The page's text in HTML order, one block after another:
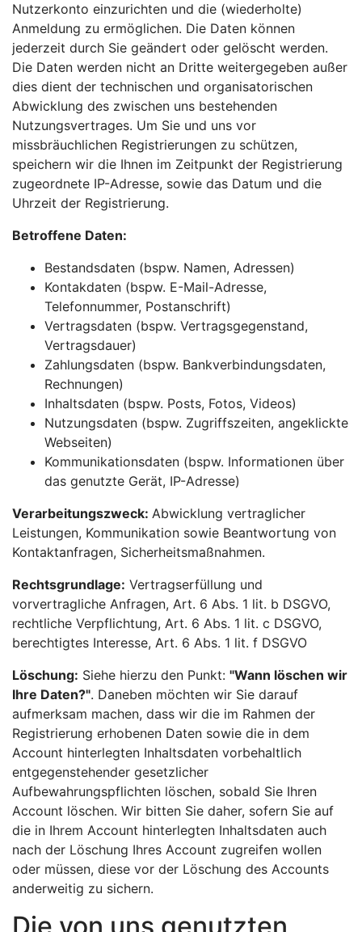
Nutzerkonto einzurichten und die (wiederholte)
Anmeldung zu ermöglichen. Die Daten können
jederzeit durch Sie geändert oder gelöscht werden.
Die Daten werden nicht an Dritte weitergegeben außer
dies dient der technischen und organisatorischen
Abwicklung des zwischen uns bestehenden
Nutzungsvertrages. Um Sie und uns vor
missbräuchlichen Registrierungen zu schützen,
speichern wir die Ihnen im Zeitpunkt der Registrierung
zugeordnete IP-Adresse, sowie das Datum und die
Uhrzeit der Registrierung.
Betroffene Daten:
Bestandsdaten (bspw. Namen, Adressen)
Kontakdaten (bspw. E-Mail-Adresse,
Telefonnummer, Postanschrift)
Vertragsdaten (bspw. Vertragsgegenstand,
Vertragsdauer)
Zahlungsdaten (bspw. Bankverbindungsdaten,
Rechnungen)
Inhaltsdaten (bspw. Posts, Fotos, Videos)
Nutzungsdaten (bspw. Zugriffszeiten, angeklickte
Webseiten)
Kommunikationsdaten (bspw. Informationen über
das genutzte Gerät, IP-Adresse)
Verarbeitungszweck: Abwicklung vertraglicher
Leistungen, Kommunikation sowie Beantwortung von
Kontaktanfragen, Sicherheitsmaßnahmen.
Rechtsgrundlage: Vertragserfüllung und
vorvertragliche Anfragen, Art. 6 Abs. 1 lit. b DSGVO,
rechtliche Verpflichtung, Art. 6 Abs. 1 lit. c DSGVO,
berechtigtes Interesse, Art. 6 Abs. 1 lit. f DSGVO
Löschung: Siehe hierzu den Punkt: "Wann löschen wir
Ihre Daten?". Daneben möchten wir Sie darauf
aufmerksam machen, dass wir die im Rahmen der
Registrierung erhobenen Daten sowie die in dem
Account hinterlegten Inhaltsdaten vorbehaltlich
entgegenstehender gesetzlicher
Aufbewahrungspflichten löschen, sobald Sie Ihren
Account löschen. Wir bitten Sie daher, sofern Sie auf
die in Ihrem Account hinterlegten Inhaltsdaten auch
nach der Löschung Ihres Account zugreifen wollen
oder müssen, diese vor der Löschung des Accounts
anderweitig zu sichern.